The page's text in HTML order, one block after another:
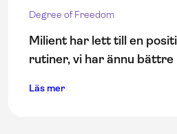
Degree of Freedom
Milient har lett till en
rutiner, vi har ännu bättre
Läs mer